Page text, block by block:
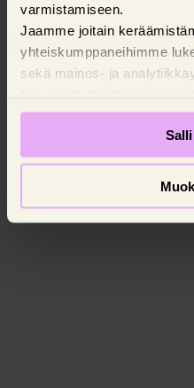
varmistamiseen.
Jaamme joitain
yhteiskumppaneihimme
sekä mainos- ja
joita olet antanut
Pyydämme suostumustasi